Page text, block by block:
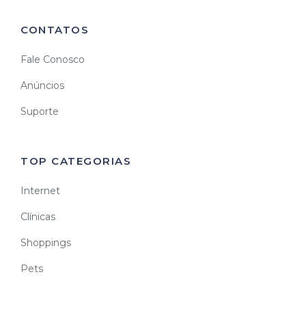
CONTATOS
Fale Conosco
Anúncios
Suporte
TOP CATEGORIAS
Internet
Clínicas
Shoppings
Pets